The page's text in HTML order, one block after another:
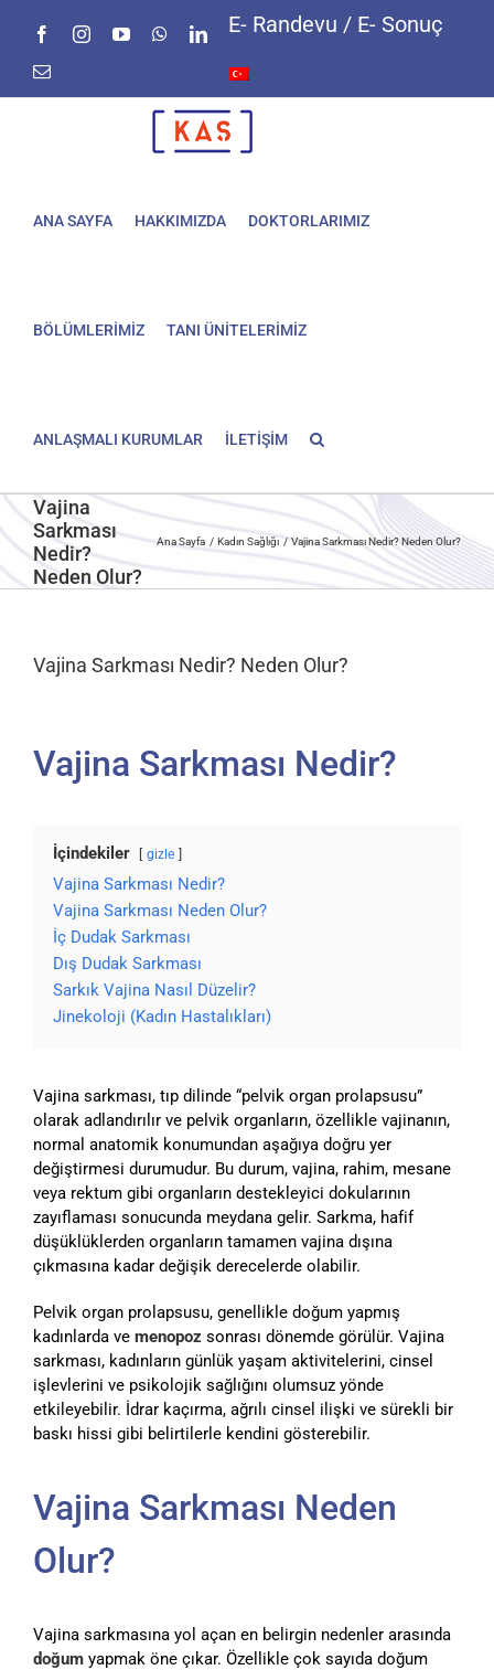
FacebookInstagramYouTubeWhatsAppLinkedIn
E-
E- Randevu / E- Sonuç
ANA SAYFA HAKKIMIZDA DOKTORLARIMIZ
BÖLÜMLERİMİZ TANI ÜNİTELERİMİZ
ANLAŞMALI KURUMLAR İLETİŞİM
Vajina
Sarkması
Nedir?
Neden Olur?
Ana Sayfa Kadın Sağlığı Vajina Sarkması Nedir? Neden Olur?
Vajina Sarkması Nedir? Neden Olur?
Vajina Sarkması Nedir?
İçindekiler gizle
Vajina Sarkması Nedir?
Vajina Sarkması Neden Olur?
İç Dudak Sarkması
Dış Dudak Sarkması
Sarkık Vajina Nasıl Düzelir?
Jinekoloji (Kadın Hastalıkları)
Vajina sarkması, tıp dilinde “pelvik organ prolapsusu”
olarak adlandırılır ve pelvik organların, özellikle vajinanın,
normal anatomik konumundan aşağıya doğru yer
değiştirmesi durumudur. Bu durum, vajina, rahim, mesane
veya rektum gibi organların destekleyici dokularının
zayıflaması sonucunda meydana gelir. Sarkma, hafif
düşüklüklerden organların tamamen vajina dışına
çıkmasına kadar değişik derecelerde olabilir.
Pelvik organ prolapsusu, genellikle doğum yapmış
kadınlarda ve menopoz sonrası dönemde görülür. Vajina
sarkması, kadınların günlük yaşam aktivitelerini, cinsel
işlevlerini ve psikolojik sağlığını olumsuz yönde
etkileyebilir. İdrar kaçırma, ağrılı cinsel ilişki ve sürekli bir
baskı hissi gibi belirtilerle kendini gösterebilir.
Vajina Sarkması Neden
Olur?
Vajina sarkmasına yol açan en belirgin nedenler arasında
doğum yapmak öne çıkar. Özellikle çok sayıda doğum